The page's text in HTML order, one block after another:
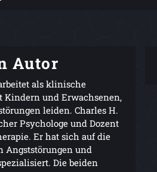
Autor
als klinische
Kindern und Erwachsenen,
leiden. Charles H.
Psychologe und Dozent
Er hat sich auf die
Angststörungen und
Die beiden